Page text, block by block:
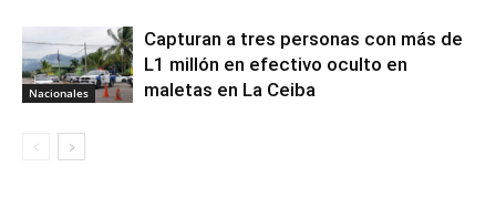
Nacionales
Capturan a tres personas con más de
L1 millón en efectivo oculto en
maletas en La Ceiba